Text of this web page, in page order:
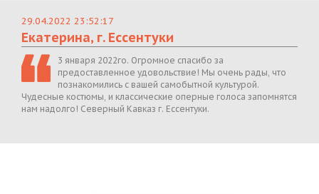
29.04.2022 23:52:17
Екатерина, г. Ессентуки
3 января 2022го. Огромное спасибо за
предоставленное удовольствие! Мы очень рады, что
познакомились с вашей самобытной культурой.
Чудесные костюмы, и классические оперные голоса запомнятся
нам надолго! Северный Кавказ г. Ессентуки.